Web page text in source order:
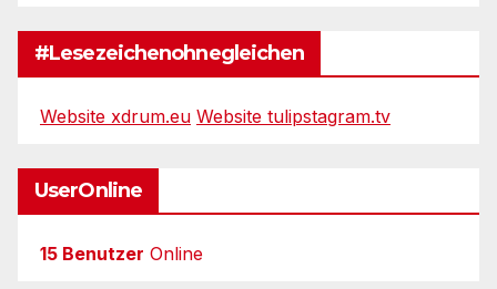
#Lesezeichenohnegleichen
Website xdrum.eu Website tulipstagram.tv
UserOnline
15 Benutzer Online